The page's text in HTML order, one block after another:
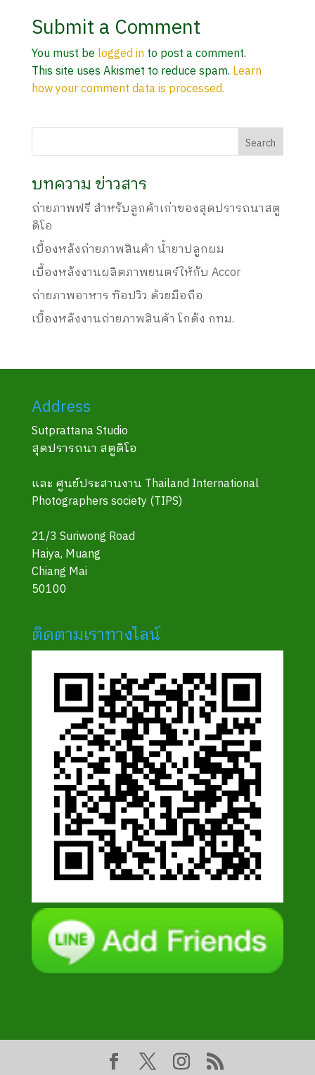
Submit a Comment
You must be logged into post a comment.
This site uses Akismet to reduce spam. Learn
how your comment data is processed.
บทความ ข่าวสาร
ถ่ายภาพฟรี สำหรับลูกค้าเก่าของสุดปรารถนาสตู
ดิโอ
เบื้องหลังถ่ายภาพสินค้า น้ำยาปลูกผม
เบื้องหลังงานผลิตภาพยนตร์ให้กับ Accor
ถ่ายภาพอาหาร ท๊อปวิว ด้วยมือถือ
เบื้องหลังงานถ่ายภาพสินค้า โกดัง กทม.
Address
Sutprattana Studio
สุดปรารถนา สตูดิโอ
และ ศูนย์ประสานงาน Thailand International
Photographers society (TIPS)
21/3 Suriwong Road
Haiya, Muang
Chiang Mai
50100
ติดตามเราทางไลน์